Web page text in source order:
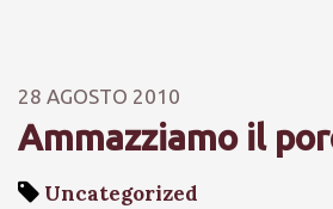
28 AGOSTO 2010
Ammazziamo il
Uncategorized